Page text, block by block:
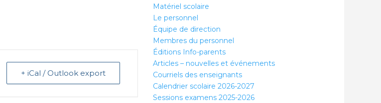
+ iCal / Outlook export
Matériel scolaire
Le personnel
Équipe de direction
Membres du personnel
Éditions Info-parents
Articles – nouvelles et événements
Courriels des enseignants
Calendrier scolaire 2026-2027
Sessions examens 2025-2026